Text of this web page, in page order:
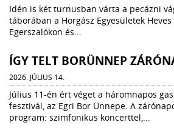
Idén is két turnusban várta a pecázni
táborában a Horgász Egyesületek
Egerszalókon és...
ÍGY TELT BORÜNNEP
2026. JÚLIUS 14.
Július 11-én ért véget a háromnapos
fesztivál, az Egri Bor Ünnepe. A
program: szimfonikus koncerttel,...